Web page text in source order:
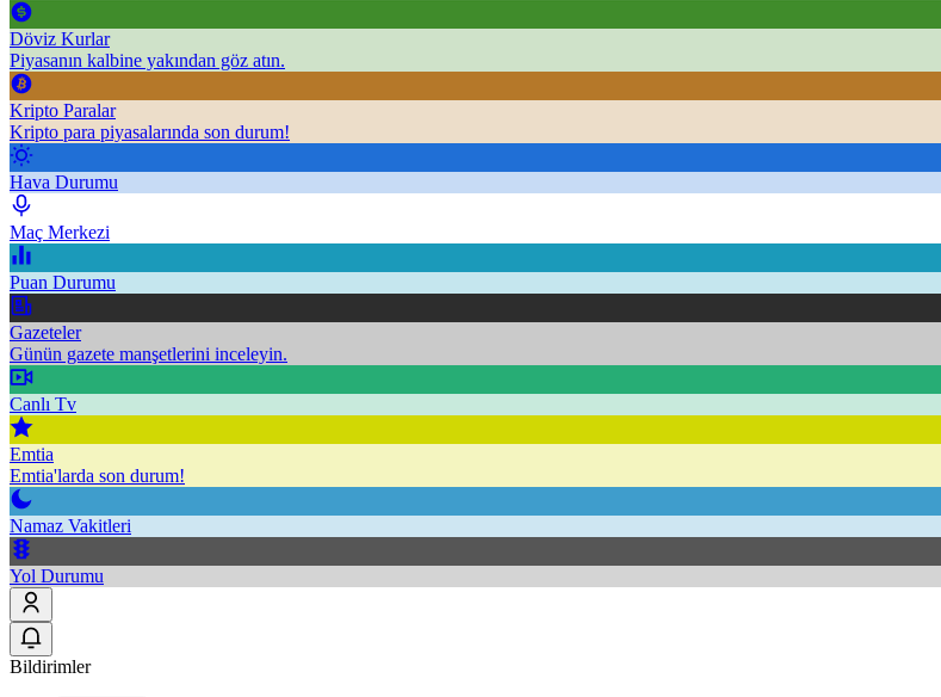
Döviz Kurlar
Piyasanın kalbine yakından göz atın.
Kripto Paralar
Kripto para piyasalarında son durum!
Hava Durumu
Maç Merkezi
Puan Durumu
Gazeteler
Günün gazete manşetlerini inceleyin.
Canlı Tv
Emtia
Emtia'larda son durum!
Namaz Vakitleri
Yol Durumu
Bildirimler